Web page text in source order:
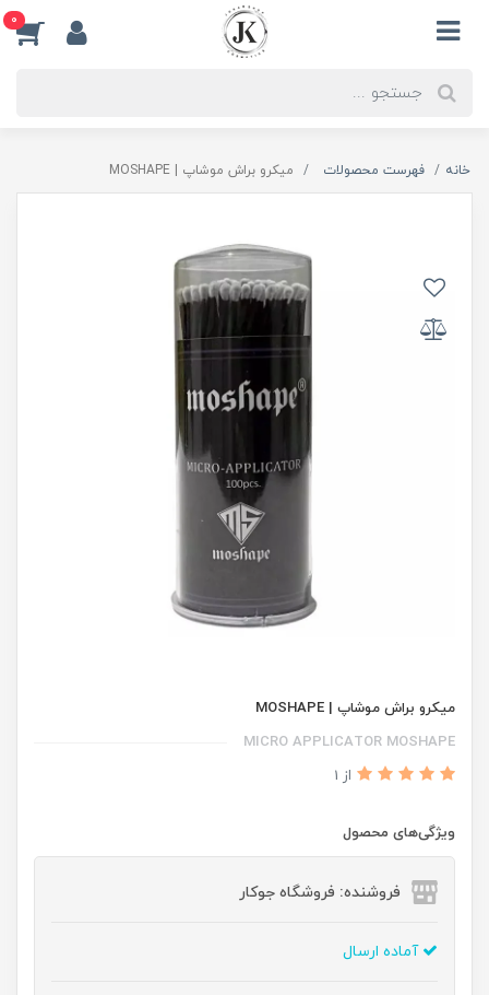
0
خانه فهرست محصولات میکرو براش موشاپ | MOSHAPE
میکرو براش موشاپ | MOSHAPE
MICRO APPLICATOR MOSHAPE
از 1
ویژگی‌های محصول
فروشنده: فروشگاه جوکار
آماده ارسال